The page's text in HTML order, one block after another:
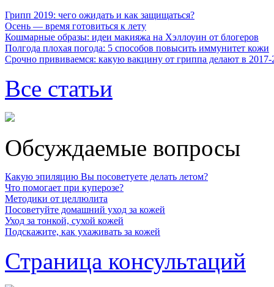
Грипп 2019: чего ожидать и как защищаться?
Осень — время готовиться к лету
Кошмарные образы: идеи макияжа на Хэллоуин от блогеров
Полгода плохая погода: 5 способов повысить иммунитет кожи
Срочно прививаемся: какую вакцину от гриппа делают в 2017-
Все статьи
Обсуждаемые вопросы
Какую эпиляцию Вы посоветуете делать летом?
Что помогает при куперозе?
Методики от целлюлита
Посоветуйте домашний уход за кожей
Уход за тонкой, сухой кожей
Подскажите, как ухаживать за кожей
Страница консультаций